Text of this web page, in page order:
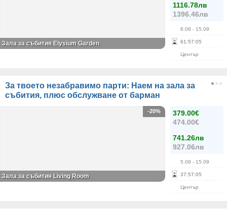
1116.78лв
1396.46лв
6.08 - 15.09
61 :57:04
Център
Зала за събития Elysium Garden
За твоето незабравимо парти: Наем на зала за
събития, плюс обслужване от барман
379.00€
474.00€
741.26лв
927.06лв
5.08 - 15.09
37:57:04
Център
-20%
Зала за събития Living Room